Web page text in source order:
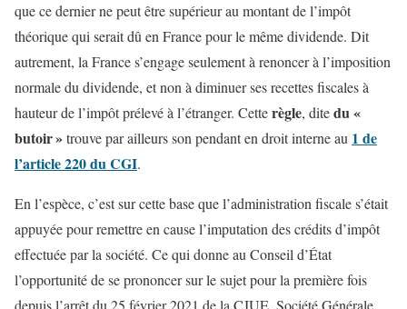
que ce dernier ne peut être supérieur au montant de l’impôt
théorique qui serait dû en France pour le même dividende. Dit
autrement, la France s’engage seulement à renoncer à l’imposition
normale du dividende, et non à diminuer ses recettes fiscales à
hauteur de l’impôt prélevé à l’étranger. Cetterègle, ditedu «
butoir»trouve par ailleurs son pendant en droit interne au 1 de
l’article 220 du CGI.
En l’espèce, c’est sur cette base que l’administration fiscale s’était
appuyée pour remettre en cause l’imputation des crédits d’impôt
effectuée par la société. Ce qui donne au Conseil d’État
l’opportunité de se prononcer sur le sujet pour la première fois
depuis l’arrêt du 25 février 2021 de la CJUE, Société Générale